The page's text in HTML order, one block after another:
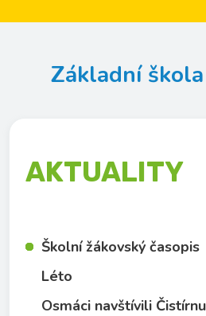
Základní
AKTUALITY
Školní žákovský časopis
Léto
Osmáci navštívili